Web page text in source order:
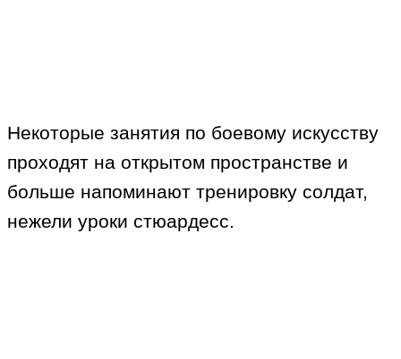
Некоторые занятия по боевому искусству
проходят на открытом пространстве и
больше напоминают тренировку солдат,
нежели уроки стюардесс.